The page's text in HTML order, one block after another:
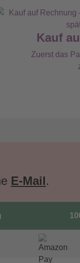
Kauf
Zuerst das
E-Mail.